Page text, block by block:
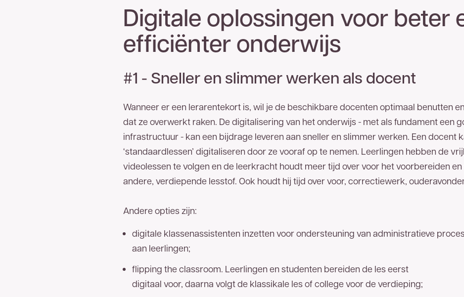
Digitale oplossingen voor beter
efficiënter onderwijs
#1 - Sneller en slimmer werken als docent
Wanneer er een lerarentekort is, wil je de beschikbare docenten optimaal benutten
dat ze overwerkt raken. De digitalisering van het onderwijs - met als fundament een
infrastructuur - kan een bijdrage leveren aan sneller en slimmer werken. Een docent
‘standaardlessen’ digitaliseren door ze vooraf op te nemen. Leerlingen hebben de
videolessen te volgen en de leerkracht houdt meer tijd over voor het voorbereiden en
andere, verdiepende lesstof. Ook houdt hij tijd over voor, correctiewerk,
Andere opties zijn:
digitale klassenassistenten inzetten voor ondersteuning van administratieve
aan leerlingen;
flipping the classroom. Leerlingen en studenten bereiden de les eerst
digitaal voor, daarna volgt de klassikale les of college voor de verdieping;